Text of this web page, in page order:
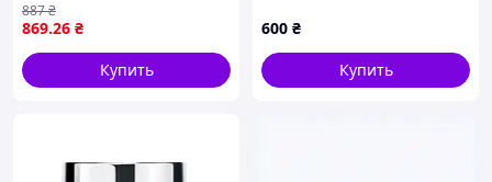
шт
869.26 ₴
887₴
Купить
600 ₴
Купить